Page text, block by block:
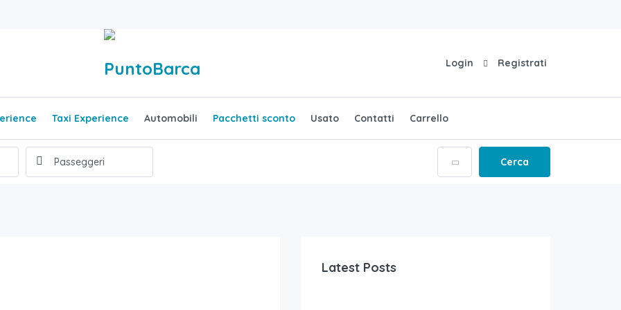
Login Registrati
Taxi Experience Automobili Pacchetti sconto Usato Contatti Carrello
Cerca
Latest Posts